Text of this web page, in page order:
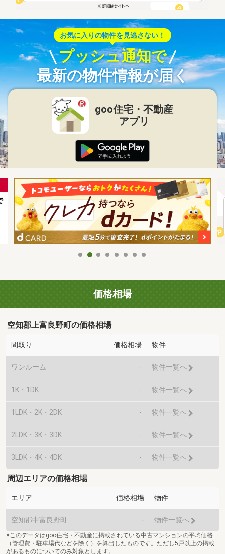
お気に入りの物件を見逃さない！
プッシュ通知で
最新の物件情報が届く
goo住宅・不動産
アプリ
価格相場
空知郡上富良野町の価格相場
間取り 価格相場 物件
ワンルーム - 物件一覧へ
1K・1DK - 物件一覧へ
1LDK・2K・2DK - 物件一覧へ
2LDK・3K・3DK - 物件一覧へ
3LDK・4K・4DK - 物件一覧へ
周辺エリアの価格相場
エリア 価格相場 物件
空知郡中富良野町 - 物件一覧へ
※このデータはgoo住宅・不動産に掲載されている中古マンションの平均価格
（管理費・駐車場代などを除く）を算出したものです。ただし5戸以上の掲載
があるものについてのみ対象とします。